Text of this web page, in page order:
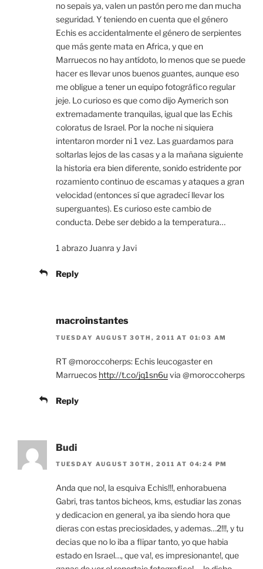
no sepais ya, valen un pastón pero me dan mucha
seguridad. Y teniendo en cuenta que el género
Echis es accidentalmente el género de serpientes
que más gente mata en Africa, y que en
Marruecos no hay antídoto, lo menos que se puede
hacer es llevar unos buenos guantes, aunque eso
me obligue a tener un equipo fotográfico regular
jeje. Lo curioso es que como dijo Aymerich son
extremadamente tranquilas, igual que las Echis
coloratus de Israel. Por la noche ni siquiera
intentaron morder ni 1 vez. Las guardamos para
soltarlas lejos de las casas y a la mañana siguiente
la historia era bien diferente, sonido estridente por
rozamiento continuo de escamas y ataques a gran
velocidad (entonces sí que agradecí llevar los
superguantes). Es curioso este cambio de
conducta. Debe ser debido a la temperatura…
1 abrazo Juanra y Javi
Reply
macroinstantes
TUESDAY AUGUST 30TH, 2011 AT 01:03 AM
RT @moroccoherps: Echis leucogaster en
Marruecos http://t.co/jq1sn6u via @moroccoherps
Reply
Budi
TUESDAY AUGUST 30TH, 2011 AT 04:24 PM
Anda que no!, la esquiva Echis!!!, enhorabuena
Gabri, tras tantos bicheos, kms, estudiar las zonas
y dedicacion en general, ya iba siendo hora que
dieras con estas preciosidades, y ademas…2!!!, y tu
decias que no lo iba a flipar tanto, yo que habia
estado en Israel…, que va!, es impresionante!, que